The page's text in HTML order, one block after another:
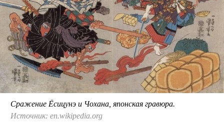
Сражение Ёсицунэ и Чохана, японская гравюра.
Источник: en.wikipedia.org